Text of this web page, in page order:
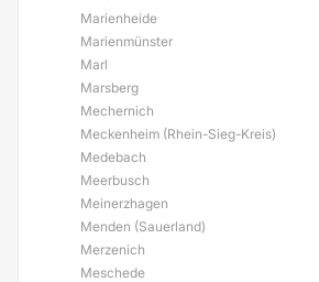
Marienheide
Marienmünster
Marl
Marsberg
Mechernich
Meckenheim (Rhein-Sieg-Kreis)
Medebach
Meerbusch
Meinerzhagen
Menden (Sauerland)
Merzenich
Meschede